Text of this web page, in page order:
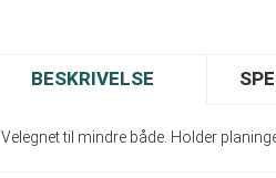
BESKRIVELSE
Velegnet til mindre både. Holder